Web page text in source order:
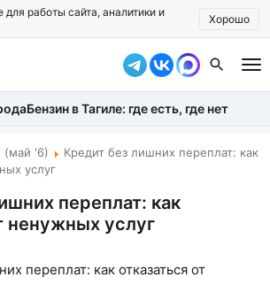
работы сайта, аналитики и
Хорошо
Бензин в Тагиле: где есть, где нет
(май '6)
Кредит без лишних переплат: как
услуг
переплат: как
ненужных услуг